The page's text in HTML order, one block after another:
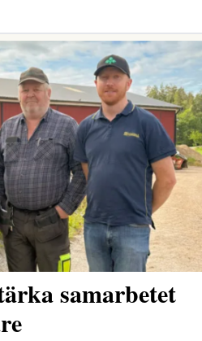
samarbetet